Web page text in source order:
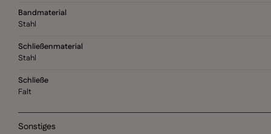
Bandmaterial
Stahl
Schließenmaterial
Stahl
Schließe
Falt
Sonstiges